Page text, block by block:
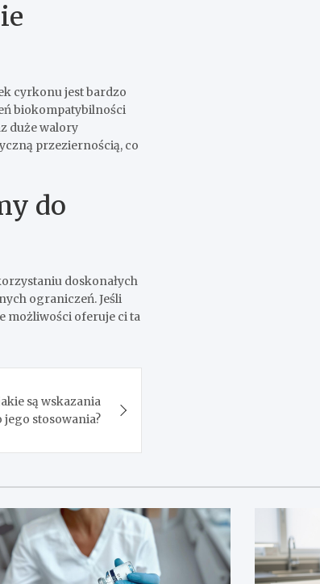
cyrkonu jest bardzo
biokompatybilności
duże walory
przeziernością, co
do
doskonałych
ograniczeń. Jeśli
możliwości oferuje ci ta
są wskazania
stosowania?